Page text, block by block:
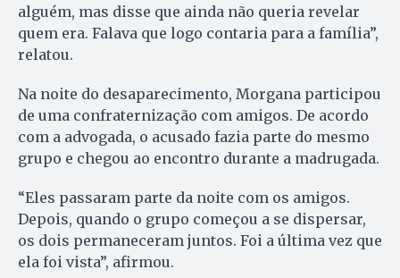
alguém, mas disse que ainda não queria revelar
quem era. Falava que logo contaria para a família”,
relatou.
Na noite do desaparecimento, Morgana participou
de uma confraternização com amigos. De acordo
com a advogada, o acusado fazia parte do mesmo
grupo e chegou ao encontro durante a madrugada.
“Eles passaram parte da noite com os amigos.
Depois, quando o grupo começou a se dispersar,
os dois permaneceram juntos. Foi a última vez que
ela foi vista”, afirmou.